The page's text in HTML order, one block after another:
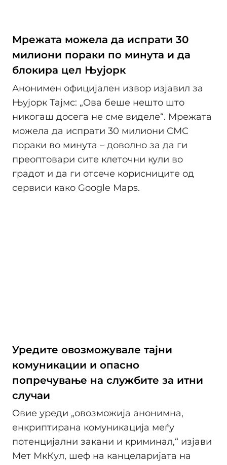
Мрежата можела да испрати 30
милиони пораки по минута и да
блокира цел Њујорк
Анонимен официјален извор изјавил за
Њујорк Тајмс: „Ова беше нешто што
никогаш досега не сме виделе“. Мрежата
можела да испрати 30 милиони СМС
пораки во минута – доволно за да ги
преоптовари сите клеточни кули во
градот и да ги отсече корисниците од
сервиси како Google Maps.
Уредите овозможувале тајни
комуникации и опасно
попречување на службите за итни
случаи
Овие уреди „овозможија анонимна,
енкриптирана комуникација меѓу
потенцијални закани и криминал,“ изјави
Мет МкКул, шеф на канцеларијата на